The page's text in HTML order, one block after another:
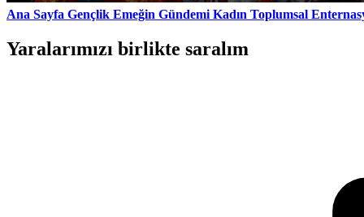
Ana Sayfa Gençlik Emeğin Gündemi Kadın Toplumsal
Yaralarımızı birlikte saralım